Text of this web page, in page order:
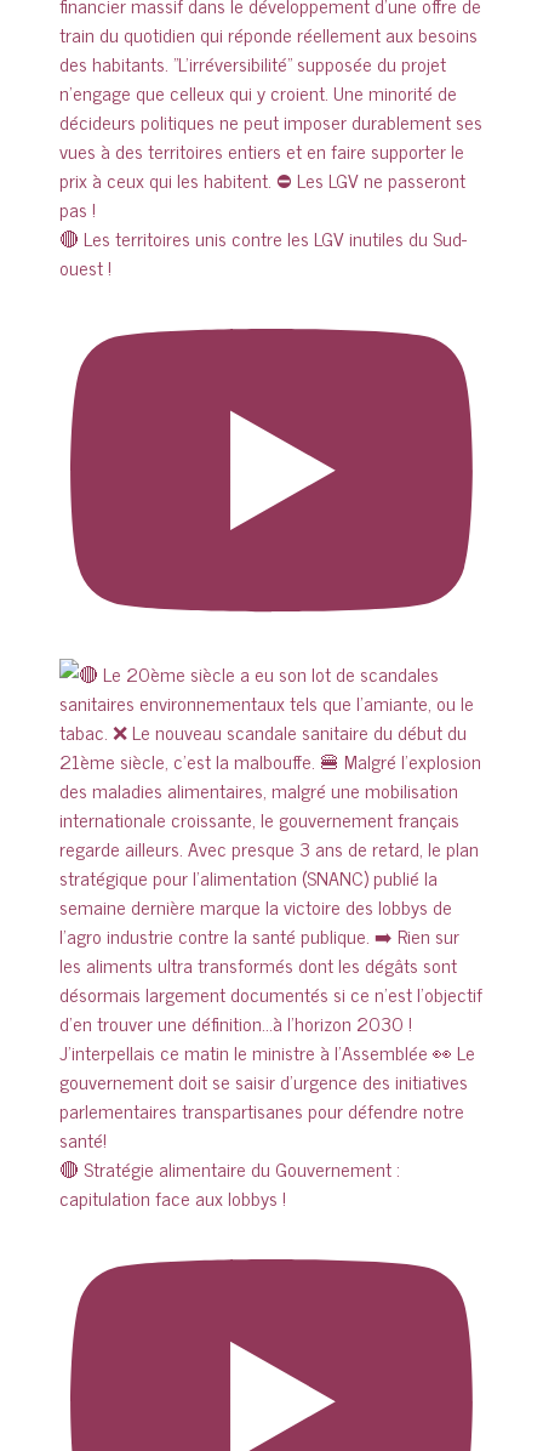
🔴 Les territoires unis contre les LGV inutiles du Sud-
ouest !
🔴 Stratégie alimentaire du Gouvernement :
capitulation face aux lobbys !